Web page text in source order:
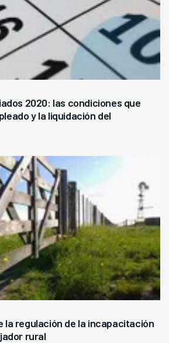
2020: las condiciones que
y la liquidación del
la regulación de la incapacitación
rural